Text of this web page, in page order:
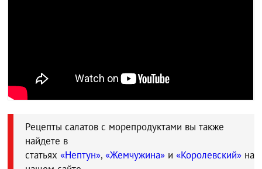
Рецепты салатов с морепродуктами вы также
найдете в
статьях«Нептун»,«Жемчужина» и«Королевский» на